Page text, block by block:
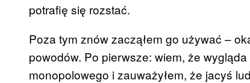
potrafię się rozstać.
Poza tym znów zacząłem go używać –
powodów. Po pierwsze: wiem, że
monopolowego i zauważyłem, że jacyś